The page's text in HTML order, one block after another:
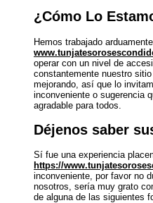
¿Cómo Lo
Hemos trabajado
operar con un nivel de
constantemente nuestro
mejorando, así que lo
inconveniente o sugerencia
agradable para todos.
Déjenos saber
Sí fue una experiencia
https://
inconveniente, por favor no
nosotros, sería muy grato
de alguna de las siguientes